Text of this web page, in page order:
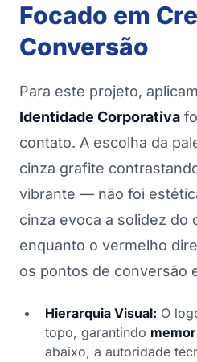
Focado em
Conversão
Para este projeto,
Identidade Corporativa
contato. A escolha da
cinza grafite
vibrante — não foi
cinza evoca a solidez do
enquanto o vermelho
os pontos de conversão
Hierarquia Visual: O
topo, garantindo
abaixo, a autoridade